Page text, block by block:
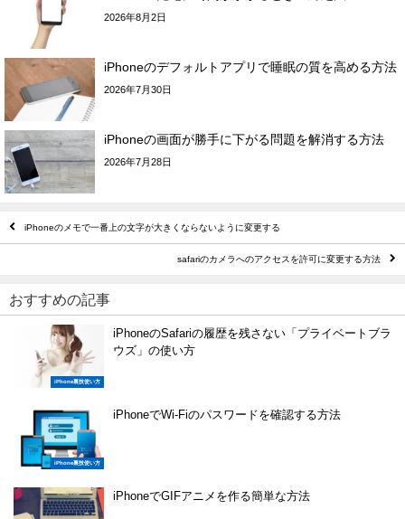
2026年8月2日
iPhoneのデフォルトアプリで睡眠の質を高める方法
2026年7月30日
iPhoneの画面が勝手に下がる問題を解消する方法
2026年7月28日
iPhoneのメモで一番上の文字が大きくならないように変更する
safariのカメラへのアクセスを許可に変更する方法
おすすめの記事
iPhone裏技使い方
iPhoneのSafariの履歴を残さない「プライベートブラ
ウズ」の使い方
iPhone裏技使い方
iPhoneでWi-Fiのパスワードを確認する方法
iPhoneでGIFアニメを作る簡単な方法